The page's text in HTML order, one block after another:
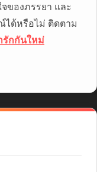
ของภรรยา และ
ได้หรือไม่ ติดตาม
รักกันใหม่